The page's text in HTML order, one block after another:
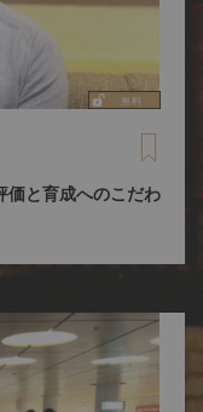
価と育成へのこだわ